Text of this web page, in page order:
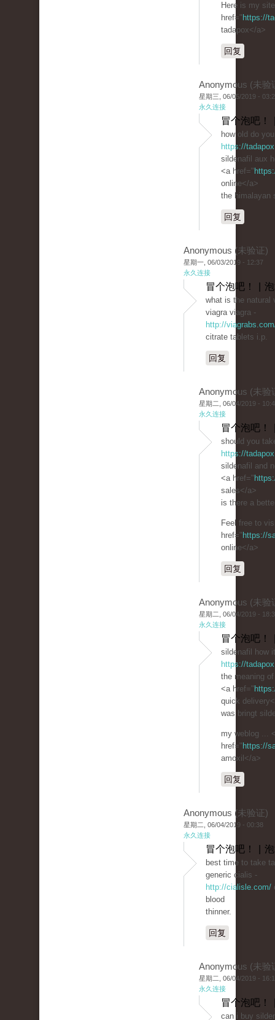
Here is my
href=" https://
tadapox</a>
回复
Anonymous (未验
星期三, 06/05/2019 -
永久连接
冒个泡吧！
how old do
https://
sildenafil aux
<a href="
online</a>
the himalayan
回复
Anonymous (未验证)
星期一, 06/03/2019 - 12:37
永久连接
冒个泡吧！ |
what is the natural
viagra viagra -
http://
citrate tablets i.p.
回复
Anonymous (未验
星期二, 06/04/2019 -
永久连接
冒个泡吧！
should you
https://
sildenafil and
<a href="
sales</a>
is there a
Feel free to
href=" https://
online</a>
回复
Anonymous (未验
星期二, 06/04/2019 -
永久连接
冒个泡吧！
sildenafil how
https://
the meaning
<a href="
quick
was bringt
my weblog ...
href=" https://
amoxil</a>
回复
Anonymous (未验证)
星期二, 06/04/2019 - 00:38
永久连接
冒个泡吧！ |
best time to take
generic cialis -
http://cialisle.com/
blood
thinner.
回复
Anonymous (未验
星期二, 06/04/2019 -
永久连接
冒个泡吧！
can i buy